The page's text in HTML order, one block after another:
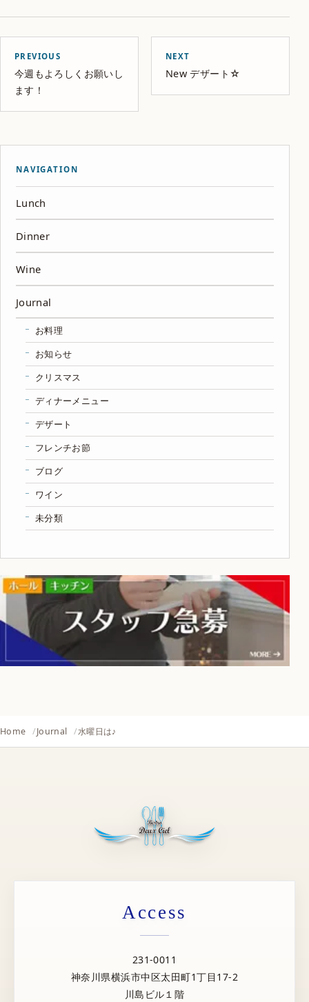
PREVIOUS
今週もよろしくお願いし
ます！
NEXT
New デザート☆
NAVIGATION
Lunch
Dinner
Wine
Journal
お料理
お知らせ
クリスマス
ディナーメニュー
デザート
フレンチお節
ブログ
ワイン
未分類
Home Journal 水曜日は♪
Access
231-0011
神奈川県横浜市中区太田町1丁目17-2
川島ビル１階